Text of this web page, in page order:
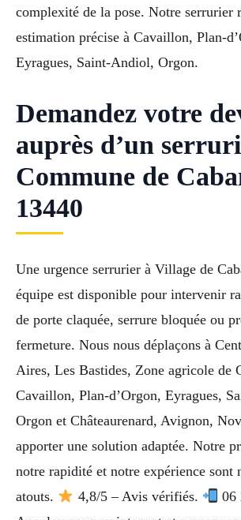
complexité de la pose. Notre serrurier
estimation précise à Cavaillon, Plan-
Eyragues, Saint-Andiol, Orgon.
Demandez votre
auprès d’un
Commune de
13440
Une urgence serrurier à Village de
équipe est disponible pour intervenir
de porte claquée, serrure bloquée ou
fermeture. Nous nous déplaçons à
Aires, Les Bastides, Zone agricole de
Cavaillon, Plan-d’Orgon, Eyragues,
Orgon et Châteaurenard, Avignon,
apporter une solution adaptée. Notre
notre rapidité et notre expérience sont
atouts.
4,8/5 – Avis vérifiés.
06